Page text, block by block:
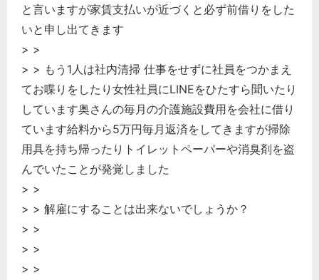
と言いますが家賃支払いが近づくと必ず前借りをした
いと申し出てきます
> >
> > もう1人は社内清掃 仕事をせずに社員をつかまえ
てお喋りをしたり女性社員にLINEをひたすら聞いたり
しています奥さんの毎月の介護施設費用を会社に借り
ています給料から5万円毎月返済をしてきますが掃除
用具を持ち帰ったりトイレットペーパーや消臭剤を盗
んでいたことが発覚しました
> >
> > 解雇にすることは出来ないでしょうか？
> >
> >
> >